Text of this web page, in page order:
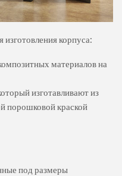
корпуса:
материалов на
изготавливают из
порошковой краской
под размеры